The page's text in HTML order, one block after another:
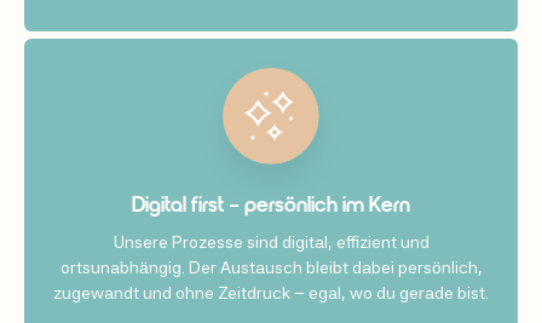
Digital first – persönlich im Kern
Unsere Prozesse sind digital, effizient und
ortsunabhängig. Der Austausch bleibt dabei persönlich,
zugewandt und ohne Zeitdruck – egal, wo du gerade bist.